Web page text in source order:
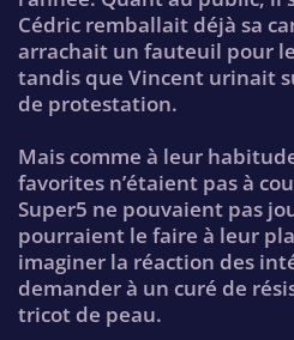
Cédric remballait déjà sa
arrachait un fauteuil pour
tandis que Vincent urinait
de protestation.
Mais comme à leur
favorites n’étaient pas à
Super5 ne pouvaient pas
pourraient le faire à leur
imaginer la réaction des
demander à un curé de
tricot de peau.